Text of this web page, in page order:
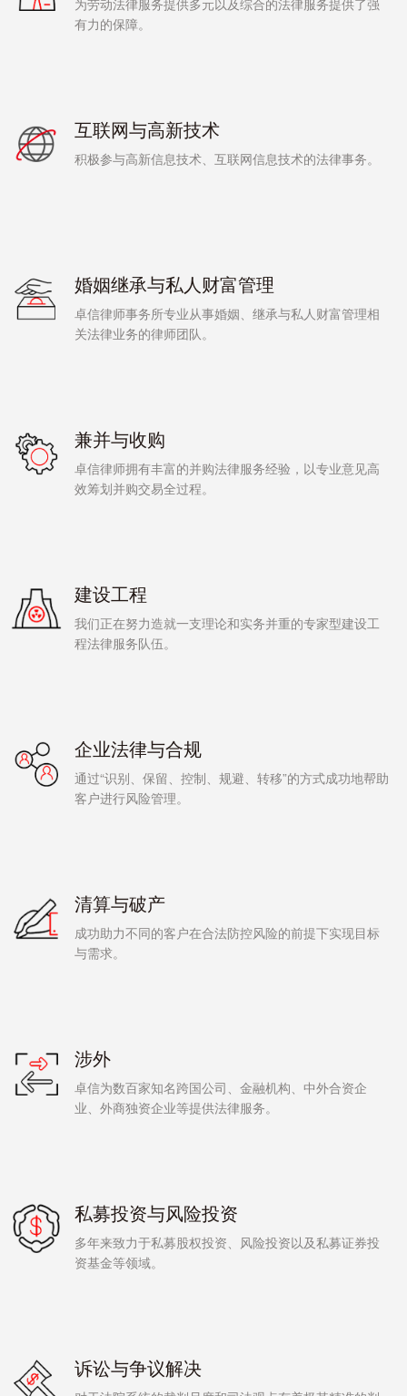
为劳动法律服务提供多元以及综合的法律服务提供了强
有力的保障。
互联网与高新技术
积极参与高新信息技术、互联网信息技术的法律事务。
婚姻继承与私人财富管理
卓信律师事务所专业从事婚姻、继承与私人财富管理相
关法律业务的律师团队。
兼并与收购
卓信律师拥有丰富的并购法律服务经验，以专业意见高
效筹划并购交易全过程。
建设工程
我们正在努力造就一支理论和实务并重的专家型建设工
程法律服务队伍。
企业法律与合规
通过“识别、保留、控制、规避、转移”的方式成功地帮助
客户进行风险管理。
清算与破产
成功助力不同的客户在合法防控风险的前提下实现目标
与需求。
涉外
卓信为数百家知名跨国公司、金融机构、中外合资企
业、外商独资企业等提供法律服务。
私募投资与风险投资
多年来致力于私募股权投资、风险投资以及私募证券投
资基金等领域。
诉讼与争议解决